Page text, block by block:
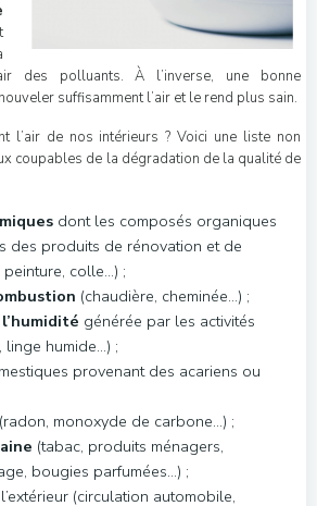
des polluants. À l’inverse, une bonne
suffisamment l’air et le rend plus sain.
l’air de nos intérieurs ? Voici une liste non
coupables de la dégradation de la qualité de
dont les composés organiques
des produits de rénovation et de
colle…) ;
(chaudière, cheminée…) ;
l’humidité générée par les activités
linge humide…) ;
provenant des acariens ou
(radon, monoxyde de carbone…) ;
(tabac, produits ménagers,
bougies parfumées…) ;
(circulation automobile,